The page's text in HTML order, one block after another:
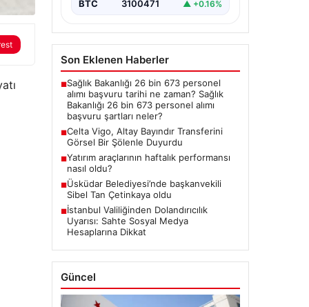
BTC 3100471 ▲ +0.16%
Son Eklenen Haberler
■Sağlık Bakanlığı 26 bin 673 personel
alımı başvuru tarihi ne zaman? Sağlık
Bakanlığı 26 bin 673 personel alımı
başvuru şartları neler?
■Celta Vigo, Altay Bayındır Transferini
Görsel Bir Şölenle Duyurdu
■Yatırım araçlarının haftalık performansı
nasıl oldu?
■Üsküdar Belediyesi’nde başkanvekili
Sibel Tan Çetinkaya oldu
■İstanbul Valiliğinden Dolandırıcılık
Uyarısı: Sahte Sosyal Medya
Hesaplarına Dikkat
Güncel